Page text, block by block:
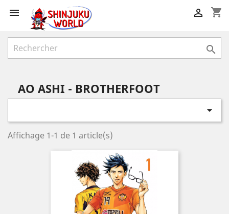
 shopping_cart


AO ASHI - BROTHERFOOT

Affichage 1-1 de 1 article(s)